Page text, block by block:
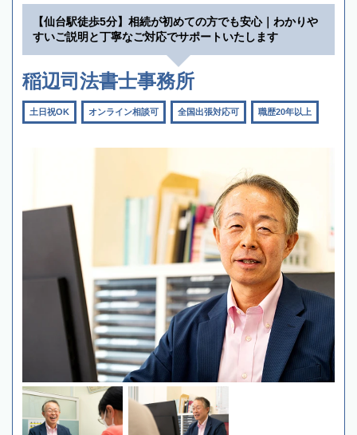
【仙台駅徒歩5分】相続が初めての方でも安心｜わかりや
すいご説明と丁寧なご対応でサポートいたします
稲辺司法書士事務所
土日祝OK オンライン相談可 全国出張対応可 職歴20年以上